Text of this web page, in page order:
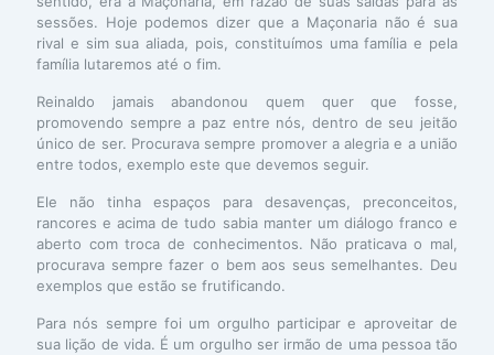
sessões. Hoje podemos dizer que a Maçonaria não é sua
rival e sim sua aliada, pois, constituímos uma família e pela
família lutaremos até o fim.
Reinaldo jamais abandonou quem quer que fosse,
promovendo sempre a paz entre nós, dentro de seu jeitão
único de ser. Procurava sempre promover a alegria e a união
entre todos, exemplo este que devemos seguir.
Ele não tinha espaços para desavenças, preconceitos,
rancores e acima de tudo sabia manter um diálogo franco e
aberto com troca de conhecimentos. Não praticava o mal,
procurava sempre fazer o bem aos seus semelhantes. Deu
exemplos que estão se frutificando.
Para nós sempre foi um orgulho participar e aproveitar de
sua lição de vida. É um orgulho ser irmão de uma pessoa tão